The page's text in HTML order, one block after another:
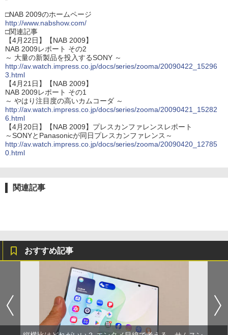
□NAB 2009のホームページ
http://www.nabshow.com/
□関連記事
【4月22日】【NAB 2009】
NAB 2009レポート その2
～ 大量の新製品を投入するSONY ～
http://av.watch.impress.co.jp/docs/series/zooma/20090422_15296
3.html
【4月21日】【NAB 2009】
NAB 2009レポート その1
～ やはり注目度の高いカムコーダ ～
http://av.watch.impress.co.jp/docs/series/zooma/20090421_15282
6.html
【4月20日】【NAB 2009】プレスカンファレンスレポート
～SONYとPanasonicが同日プレスカンファレンス～
http://av.watch.impress.co.jp/docs/series/zooma/20090420_12785
0.html
関連記事
おすすめ記事